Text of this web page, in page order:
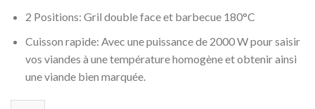
2 Positions: Gril double face et barbecue 180°C
Cuisson rapide: Avec une puissance de 2000 W pour saisir
vos viandes à une température homogène et obtenir ainsi
une viande bien marquée.